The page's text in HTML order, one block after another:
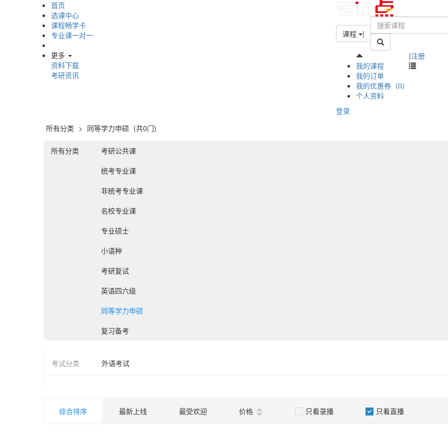
首页
选课中心
课程畅学卡
专业课一对一
更多
资料下载
考研资讯
课程 |
我的课程
我的订单
我的优惠券（0）
个人资料
登录
|注册
所有分类 > 同等学力申硕 (共0门)
所有分类
考研公共课
统考专业课
非统考专业课
名校专业课
专业硕士
小语种
考研复试
英语四六级
同等学力申硕
复习备考
考试分类 外语考试
综合排序 最新上线 最受欢迎 价格 只看录播 只看直播